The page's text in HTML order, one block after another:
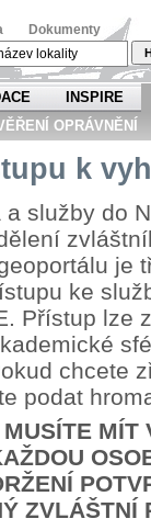
Dokumenty
INSPIRE
OPRÁVNĚNÍ
k
služby do
je
ke
Přístup lze
chcete
podat
MÍT
ZVLÁŠTNÍ